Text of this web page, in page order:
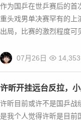
07月26日 14,353
许昕开挂远台反拉，
巧，又有横板选手优美的